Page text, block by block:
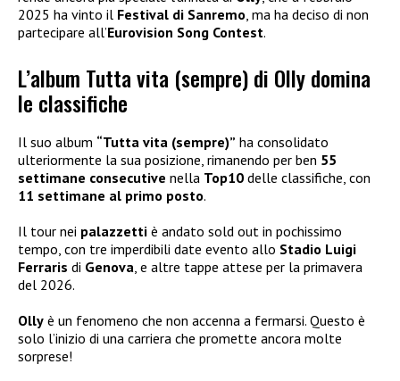
2025 ha vinto il Festival di Sanremo, ma ha deciso di non
partecipare all’Eurovision Song Contest.
L’album Tutta vita (sempre) di Olly domina
le classifiche
Il suo album “Tutta vita (sempre)” ha consolidato
ulteriormente la sua posizione, rimanendo per ben 55
settimane consecutive nella Top10 delle classifiche, con
11 settimane al primo posto.
Il tour nei palazzetti è andato sold out in pochissimo
tempo, con tre imperdibili date evento allo Stadio Luigi
Ferraris di Genova , e altre tappe attese per la primavera
del 2026.
Olly è un fenomeno che non accenna a fermarsi. Questo è
solo l’inizio di una carriera che promette ancora molte
sorprese!